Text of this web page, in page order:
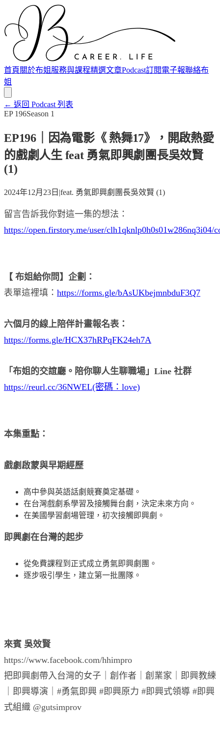
首頁 關於布姐 服務與課程精選文章Podcast訂閱電子報聯絡布
姐
← 返回 Podcast 列表
EP 196Season 1
EP196｜因為電影《 熱舞17》，開啟熱愛
的戲劇人生 feat 勇氣即興劇團長吳效賢
(1)
2024年12月23日 |feat. 勇氣即興劇團長吳效賢 (1)
留言告訴我你對這一集的想法：
https://open.firstory.me/user/clh1qknlp0h0s01w286nq3i04/
【 布姐給你問】企劃：
表單這裡填： https://forms.gle/bAsUKbejmnbduF3Q7
六個月的線上陪伴計畫報名表：
https://forms.gle/HCX37hRPqFK24eh7A
「布姐的交誼廳。陪你聊人生聊職場」Line 社群
https://reurl.cc/36NWEL(密碼：love)
本集重點：
戲劇啟蒙與早期經歷
高中參與英語話劇競賽奠定基礎。
在台灣戲劇系學習及接觸舞台劇，決定未來方向。
在美國學習劇場管理，初次接觸即興劇。
即興劇在台灣的起步
從免費課程到正式成立勇氣即興劇團。
逐步吸引學生，建立第一批團隊。
來賓 吳效賢
https://www.facebook.com/hhimpro
把即興劇帶入台灣的女子｜創作者｜創業家｜即興教練
｜即興導演｜#勇氣即興 #即興原力 #即興式領導 #即興
式組織 @gutsimprov